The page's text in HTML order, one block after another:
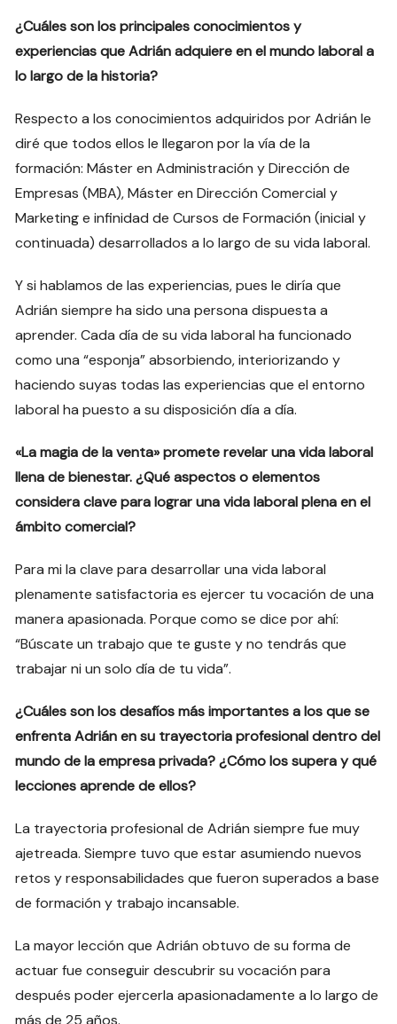
¿Cuáles son los principales conocimientos y
experiencias que Adrián adquiere en el mundo laboral a
lo largo de la historia?
Respecto a los conocimientos adquiridos por Adrián le
diré que todos ellos le llegaron por la vía de la
formación: Máster en Administración y Dirección de
Empresas (MBA), Máster en Dirección Comercial y
Marketing e infinidad de Cursos de Formación (inicial y
continuada) desarrollados a lo largo de su vida laboral.
Y si hablamos de las experiencias, pues le diría que
Adrián siempre ha sido una persona dispuesta a
aprender. Cada día de su vida laboral ha funcionado
como una “esponja” absorbiendo, interiorizando y
haciendo suyas todas las experiencias que el entorno
laboral ha puesto a su disposición día a día.
«La magia de la venta» promete revelar una vida laboral
llena de bienestar. ¿Qué aspectos o elementos
considera clave para lograr una vida laboral plena en el
ámbito comercial?
Para mi la clave para desarrollar una vida laboral
plenamente satisfactoria es ejercer tu vocación de una
manera apasionada. Porque como se dice por ahí:
“Búscate un trabajo que te guste y no tendrás que
trabajar ni un solo día de tu vida”.
¿Cuáles son los desafíos más importantes a los que se
enfrenta Adrián en su trayectoria profesional dentro del
mundo de la empresa privada? ¿Cómo los supera y qué
lecciones aprende de ellos?
La trayectoria profesional de Adrián siempre fue muy
ajetreada. Siempre tuvo que estar asumiendo nuevos
retos y responsabilidades que fueron superados a base
de formación y trabajo incansable.
La mayor lección que Adrián obtuvo de su forma de
actuar fue conseguir descubrir su vocación para
después poder ejercerla apasionadamente a lo largo de